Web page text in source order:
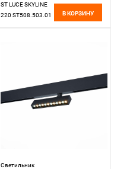
ST LUCE SKYLINE
220 ST508.503.01
В КОРЗИНУ
Светильник